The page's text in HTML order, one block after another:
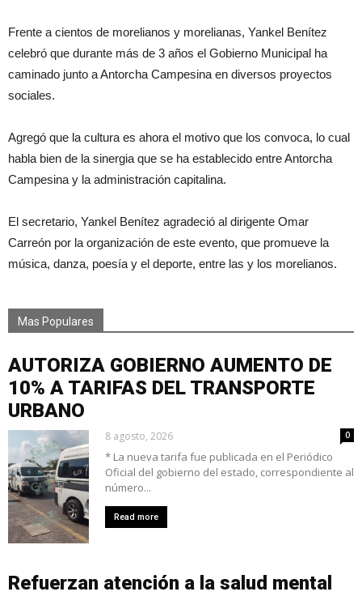
Frente a cientos de morelianos y morelianas, Yankel Benítez
celebró que durante más de 3 años el Gobierno Municipal ha
caminado junto a Antorcha Campesina en diversos proyectos
sociales.
Agregó que la cultura es ahora el motivo que los convoca, lo cual
habla bien de la sinergia que se ha establecido entre Antorcha
Campesina y la administración capitalina.
El secretario, Yankel Benítez agradeció al dirigente Omar
Carreón por la organización de este evento, que promueve la
música, danza, poesía y el deporte, entre las y los morelianos.
Mas Populares
AUTORIZA GOBIERNO AUMENTO DE
10% A TARIFAS DEL TRANSPORTE
URBANO
8 agosto, 2026 0
* La nueva tarifa fue publicada en el Periódico
Oficial del gobierno del estado, correspondiente al
número...
Read more
Refuerzan atención a la salud mental